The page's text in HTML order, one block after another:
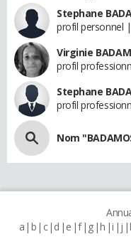
Stephane
profil personnel
Virginie
profil
Stephane
profil
Nom
a b c d e f g h i j